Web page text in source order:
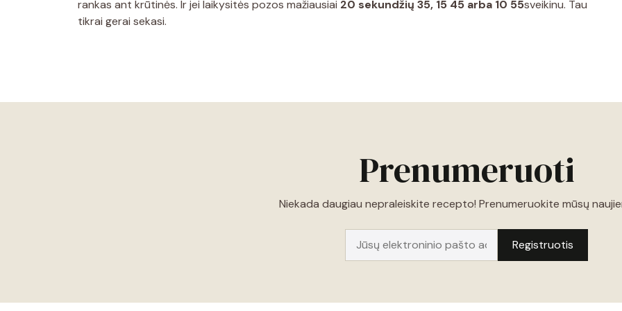
rankas ant krūtinės. Ir jei laikysitės pozos mažiausiai 20 sekundžių 35, 15 45 arba 10 55sveikinu. Tau
tikrai gerai sekasi.
Prenumeruoti
Niekada daugiau nepraleiskite recepto! Prenumeruokite mūsų